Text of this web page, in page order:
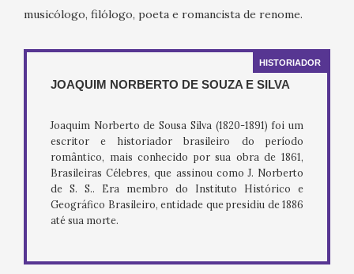
musicólogo, filólogo, poeta e romancista de renome.
HISTORIADOR
JOAQUIM NORBERTO DE SOUZA E SILVA
Joaquim Norberto de Sousa Silva (1820-1891) foi um
escritor e historiador brasileiro do período
romântico, mais conhecido por sua obra de 1861,
Brasileiras Célebres, que assinou como J. Norberto
de S. S.. Era membro do Instituto Histórico e
Geográfico Brasileiro, entidade que presidiu de 1886
até sua morte.